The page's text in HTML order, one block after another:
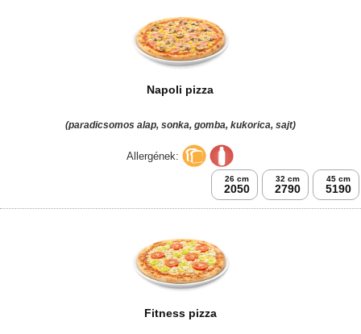
Napoli pizza
(paradicsomos alap, sonka, gomba, kukorica, sajt)
Allergének:
26 cm
2050
32 cm
2790
45 cm
5190
Fitness pizza